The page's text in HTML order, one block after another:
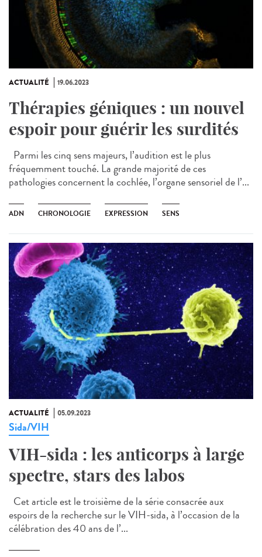
ACTUALITÉ 19.06.2023
Thérapies géniques : un nouvel
espoir pour guérir les surdités
Parmi les cinq sens majeurs, l’audition est le plus
fréquemment touché. La grande majorité de ces
pathologies concernent la cochlée, l’organe sensoriel de l’...
ADN CHRONOLOGIE EXPRESSION SENS
ACTUALITÉ 05.09.2023
Sida/VIH
VIH-sida : les anticorps à large
spectre, stars des labos
Cet article est le troisième de la série consacrée aux
espoirs de la recherche sur le VIH-sida, à l’occasion de la
célébration des 40 ans de l’...